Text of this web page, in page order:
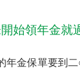
始領年金就
金保單要到